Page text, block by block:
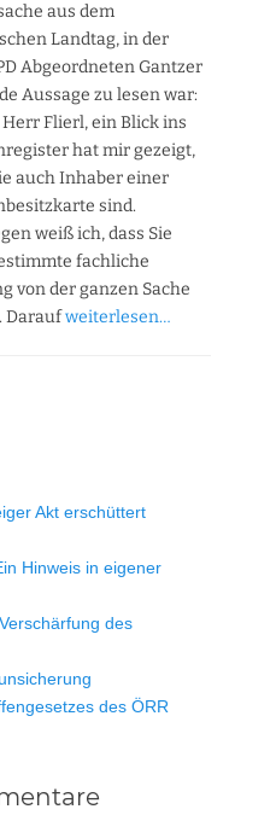
aus dem
Landtag, in der
Abgeordneten Gantzer
Aussage zu lesen war:
Flierl, ein Blick ins
hat mir gezeigt,
auch Inhaber einer
sind.
weiß ich, dass Sie
fachliche
von der ganzen Sache
Daraufweiterlesen…
Akt erschüttert
Hinweis in eigener
des
des ÖRR